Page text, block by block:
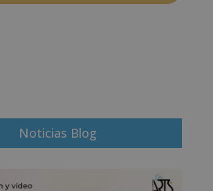
Noticias Blog